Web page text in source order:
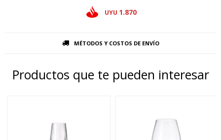
UYU 1.870
MÉTODOS Y COSTOS DE ENVÍO
Productos que te pueden interesar